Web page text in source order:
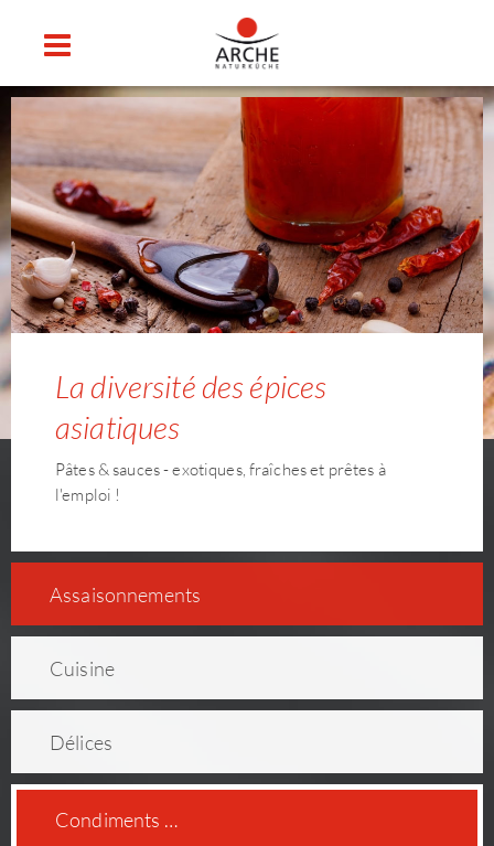
La diversité des épices
asiatiques
Pâtes & sauces - exotiques, fraîches et prêtes à
l'emploi !
As­sai­son­ne­ments
Cuisine
Délices
Condiments …